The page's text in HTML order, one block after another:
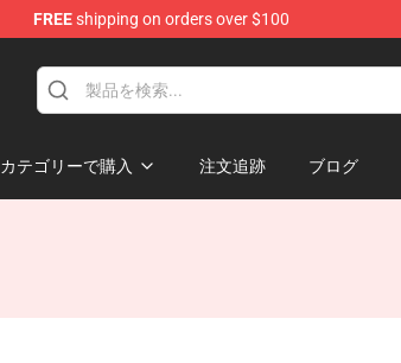
FREEshipping on orders over $100
カテゴリーで購入 注文追跡 ブログ